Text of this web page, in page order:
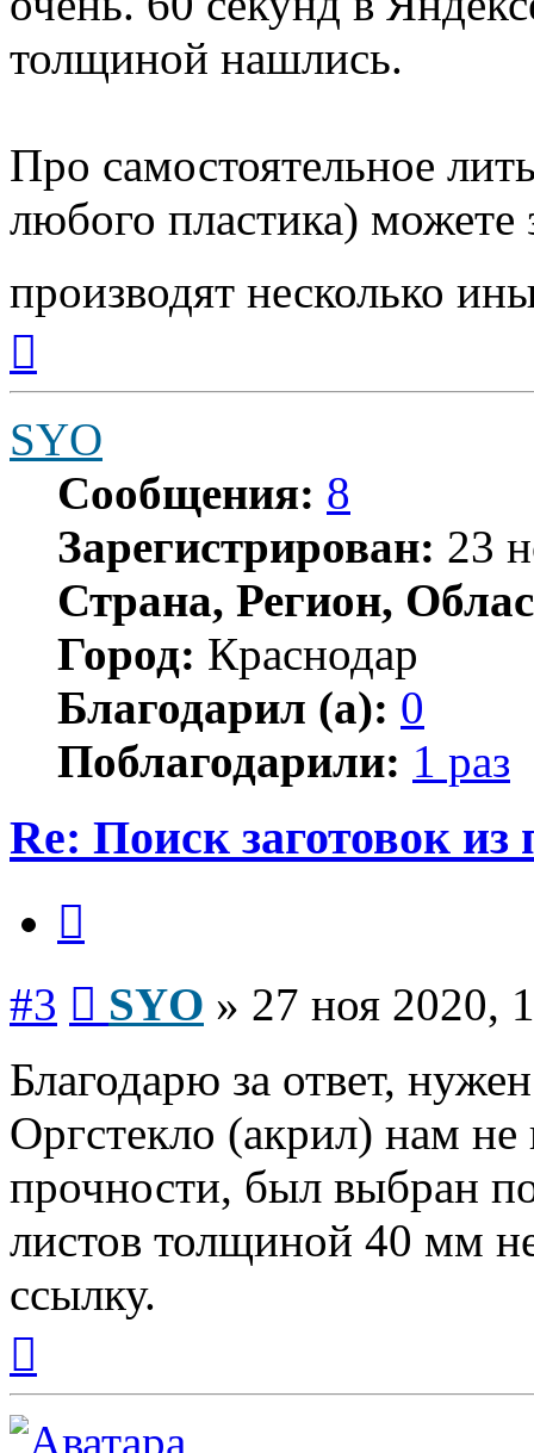
толщиной нашлись.
Про самостоятельное
любого пластика)
производят несколько
началу
SYO
Сообщения: 8
Зарегистрирован: 23
Страна, Регион,
Город: Краснодар
Благодарил (а): 0
Поблагодарили: 1 раз
Re: Поиск заготовок из
#3 SYO » 27 ноя 2020,
Благодарю за ответ,
Оргстекло (акрил) нам не
прочности, был выбран
листов толщиной 40 мм
ссылку.
началу